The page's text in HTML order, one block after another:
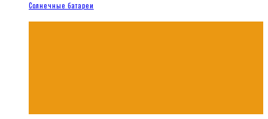
Солнечные батареи